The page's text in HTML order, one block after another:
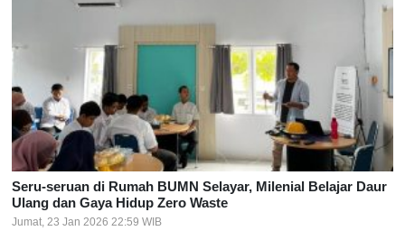
Seru-seruan di Rumah BUMN Selayar, Milenial Belajar Daur
Ulang dan Gaya Hidup Zero Waste
Jumat, 23 Jan 2026 22:59 WIB